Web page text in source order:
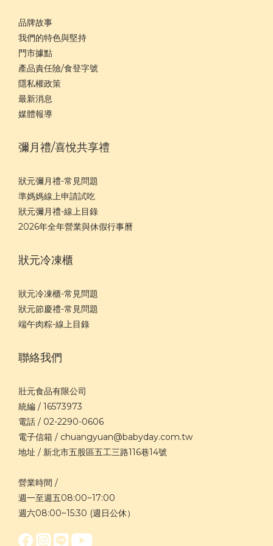
品牌故事
我們的特色與堅持
門市據點
產品責任險/食登字號
隱私權政策
最新消息
媒體報導
彌月禮/喜悅共享禮
狀元彌月禮-常見問題
準媽媽線上申請試吃
狀元彌月禮-線上目錄
2026年全年營業與休假行事曆
狀元冷凍櫃
狀元冷凍櫃-常見問題
狀元節慶禮-常見問題
端午肉粽-線上目錄
聯絡我們
壯元食品有限公司
統編 / 16573973
電話 / 02-2290-0606
電子信箱 / chuangyuan@babyday.com.tw
地址 / 新北市五股區五工三路116巷14號
營業時間 /
週一至週五08:00~17:00
週六08:00~15:30 (週日公休）